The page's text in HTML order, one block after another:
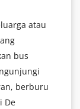
atau
bus
berburu
De